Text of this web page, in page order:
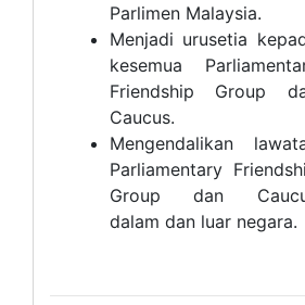
Parlimen Malaysia.
Menjadi urusetia
kesemua
Friendship Group
Caucus.
Mengendalikan
Parliamentary
Group dan
dalam dan luar negara.